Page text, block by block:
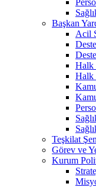
Başkan
Acil
Halk
Halk
Teşkilat
Görev ve
Kurum